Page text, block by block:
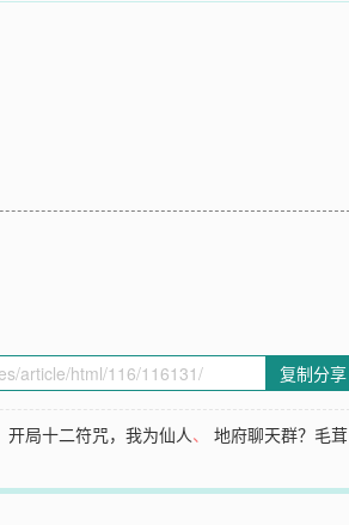
复制分享
开局十二符咒，我为仙人、地府聊天群？毛茸